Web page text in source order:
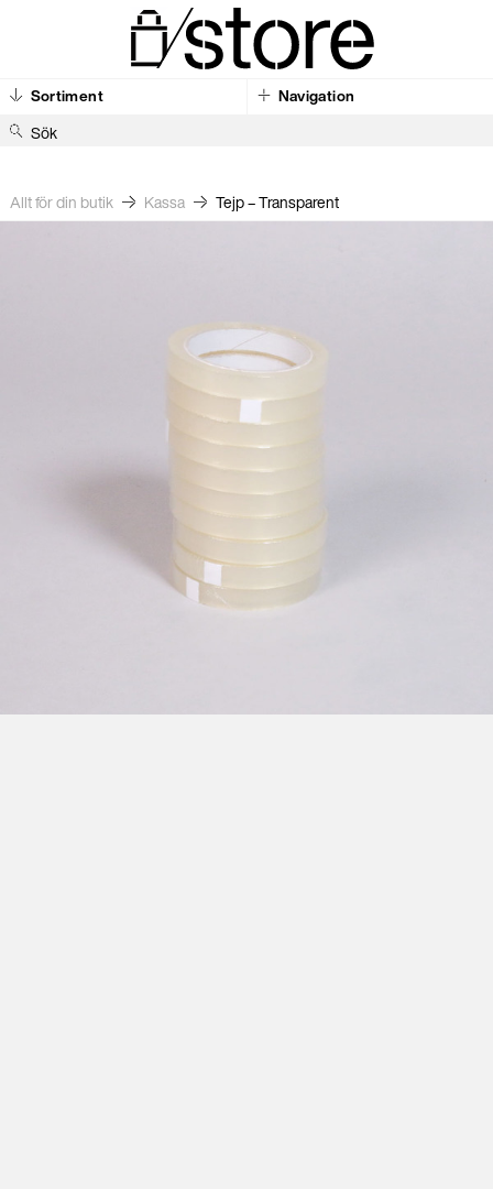
Sortiment Navigation
Sök
Allt för din butik Kassa Tejp – Transparent